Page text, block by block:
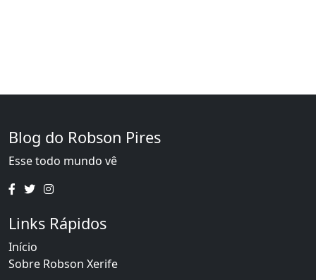
Blog do Robson Pires
Esse todo mundo vê
Links Rápidos
Início
Sobre Robson Xerife